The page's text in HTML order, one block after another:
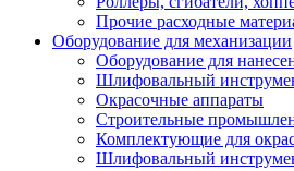
Прочие расходные
Оборудование для механизации
Оборудование для
Шлифовальный
Окрасочные аппараты
Строительные
Комплектующие для
Шлифовальный